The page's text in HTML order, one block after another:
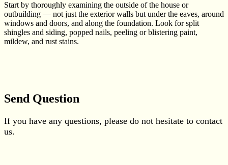
Start by thoroughly examining the outside of the house or
outbuilding — not just the exterior walls but under the eaves, around
windows and doors, and along the foundation. Look for split
shingles and siding, popped nails, peeling or blistering paint,
mildew, and rust stains.
Send Question
If you have any questions, please do not hesitate to contact
us.